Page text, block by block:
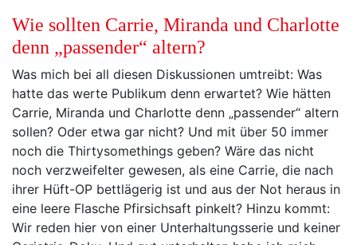
Wie sollten Carrie, Miranda und Charlotte
denn „passender“ altern?
Was mich bei all diesen Diskussionen umtreibt: Was
hatte das werte Publikum denn erwartet? Wie hätten
Carrie, Miranda und Charlotte denn „passender“ altern
sollen? Oder etwa gar nicht? Und mit über 50 immer
noch die Thirtysomethings geben? Wäre das nicht
noch verzweifelter gewesen, als eine Carrie, die nach
ihrer Hüft-OP bettlägerig ist und aus der Not heraus in
eine leere Flasche Pfirsichsaft pinkelt? Hinzu kommt:
Wir reden hier von einer Unterhaltungsserie und keiner